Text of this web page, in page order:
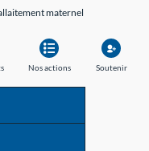
maternel
Nos actions Soutenir